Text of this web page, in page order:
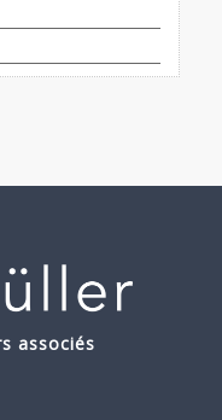
associés